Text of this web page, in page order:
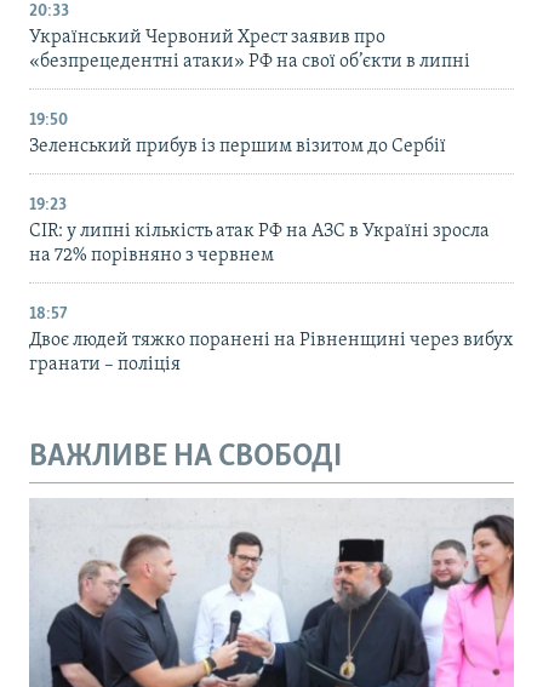
20:33
Український Червоний Хрест заявив про
«безпрецедентні атаки» РФ на свої об’єкти в липні
19:50
Зеленський прибув із першим візитом до Сербії
19:23
CIR: у липні кількість атак РФ на АЗС в Україні зросла
на 72% порівняно з червнем
18:57
Двоє людей тяжко поранені на Рівненщині через вибух
гранати – поліція
ВАЖЛИВЕ НА СВОБОДІ